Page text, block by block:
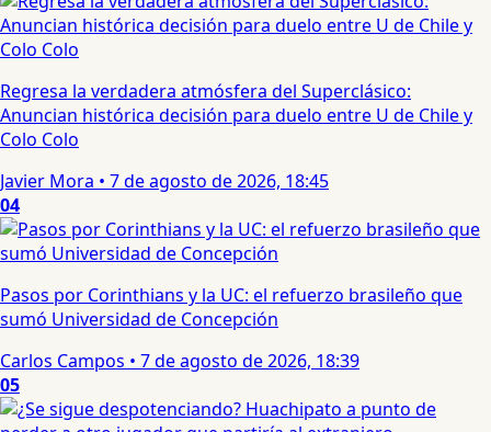
Regresa la verdadera atmósfera del Superclásico:
Anuncian histórica decisión para duelo entre U de Chile y
Colo Colo
Javier Mora • 7 de agosto de 2026, 18:45
04
Pasos por Corinthians y la UC: el refuerzo brasileño que
sumó Universidad de Concepción
Carlos Campos • 7 de agosto de 2026, 18:39
05